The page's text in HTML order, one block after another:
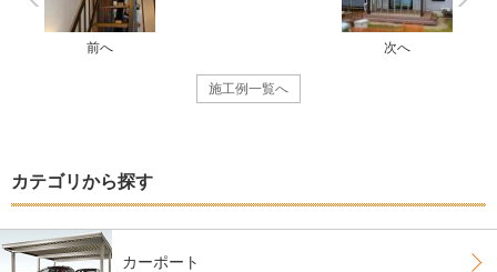
施工例一覧へ
前へ 次へ
カテゴリから探す
カーポート